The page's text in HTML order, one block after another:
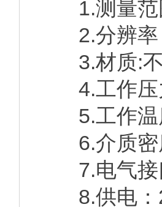
1.测量
2.分辨
3.材质:
4.工作
5.工作
6.介质
7.电气
8.供电